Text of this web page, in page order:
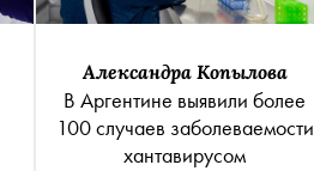
Александра Копылова
В Аргентине выявили более
100 случаев заболеваемости
хантавирусом